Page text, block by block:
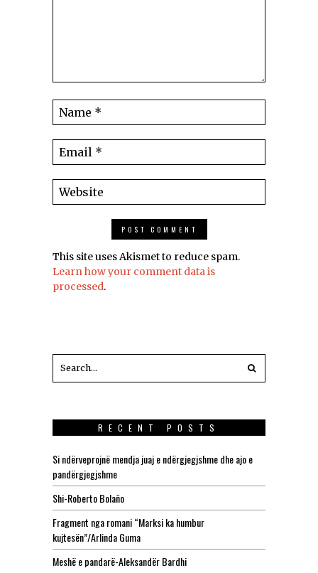
This site uses Akismet to reduce spam.
Learn how your comment data is
processed.
RECENT POSTS
Si ndërveprojnë mendja juaj e ndërgjegjshme dhe ajo e
pandërgjegjshme
Shi-Roberto Bolaño
Fragment nga romani “Marksi ka humbur
kujtesën”/Arlinda Guma
Meshë e pandarë-Aleksandër Bardhi